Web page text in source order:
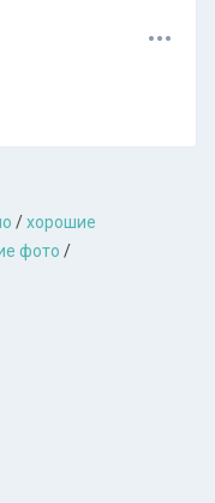
...
/хорошие
фото /